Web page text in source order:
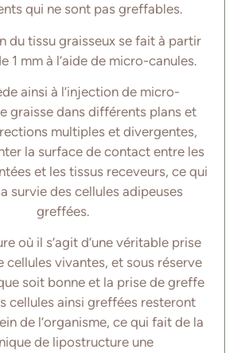
qui ne sont pas greffables.
du tissu graisseux se fait à partir
1 mm à l’aide de micro-canules.
ainsi à l’injection de micro-
graisse dans différents plans et
multiples et divergentes,
la surface de contact entre les
et les tissus receveurs, ce qui
survie des cellules adipeuses
greffées.
où il s’agit d’une véritable prise
cellules vivantes, et sous réserve
soit bonne et la prise de greffe
cellules ainsi greffées resteront
de l’organisme, ce qui fait de la
de lipostructure une